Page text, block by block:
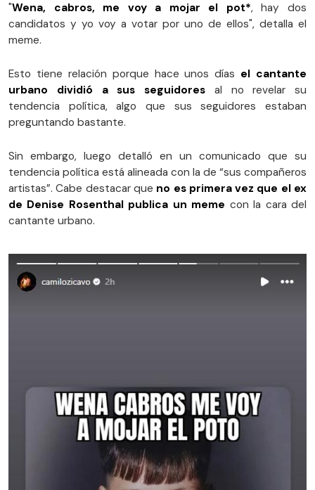
"Wena, cabros, me voy a mojar el pot*, hay dos
candidatos y yo voy a votar por uno de ellos", detalla el
meme.
Esto tiene relación porque hace unos días el cantante
urbano dividió a sus seguidores al no revelar su
tendencia política, algo que sus seguidores estaban
preguntando bastante.
Sin embargo, luego detalló en un comunicado que su
tendencia política está alineada con la de “sus compañeros
artistas”. Cabe destacar que no es primera vez que el ex
de Denise Rosenthal publica un meme con la cara del
cantante urbano.